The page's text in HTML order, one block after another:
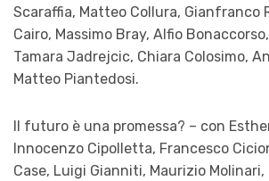
Scaraffia, Matteo Collura, Gianfranco
Cairo, Massimo Bray, Alfio
Tamara Jadrejcic, Chiara Colosimo,
Matteo Piantedosi.
Il futuro è una promessa? – con
Innocenzo Cipolletta, Francesco
Case, Luigi Gianniti, Maurizio Molinari,